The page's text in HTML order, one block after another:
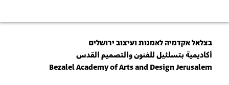
בצלאל אקדמיה לאמנות ועיצוב ירושלים
أكاديمية بتسلئيل للفنون والتصميم القدس
Bezalel Academy of Arts and Design Jerusalem